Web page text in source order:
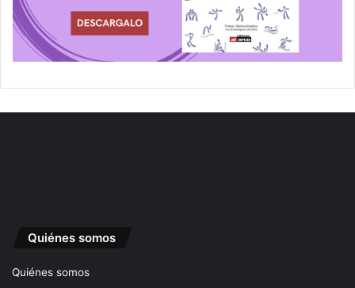
Quiénes somos
Quiénes somos